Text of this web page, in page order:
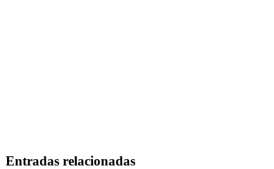
Entradas relacionadas